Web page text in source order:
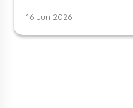
16 Jun 2026